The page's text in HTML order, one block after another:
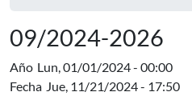
09/2024-2026
Año Lun, 01/01/2024 - 00:00
Fecha Jue, 11/21/2024 - 17:50